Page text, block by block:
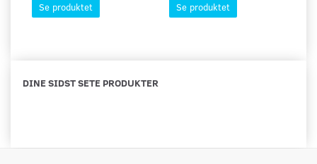
Se produktet Se produktet
DINE SIDST SETE PRODUKTER